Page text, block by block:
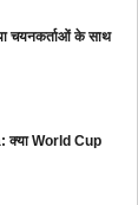
चयनकर्ताओं के साथ
World Cup